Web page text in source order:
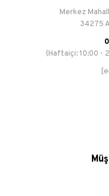
Merkez
34275
(Haftaiçi: 10:00 -